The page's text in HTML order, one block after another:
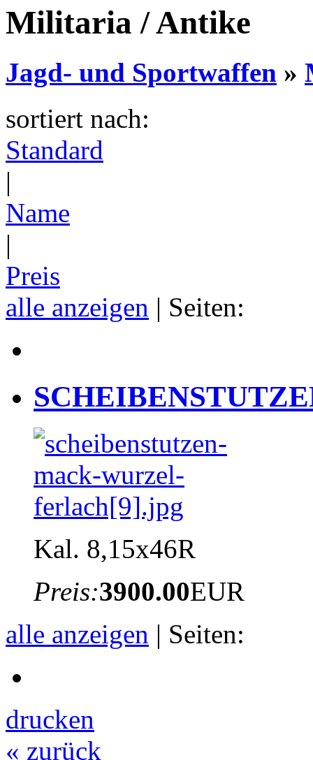
Militaria / Antike
Jagd- und Sportwaffen »
sortiert nach:
Standard
|
Name
|
Preis
alle anzeigen | Seiten:
Kal. 8,15x46R
Preis:3900.00EUR
alle anzeigen | Seiten:
drucken
« zurück